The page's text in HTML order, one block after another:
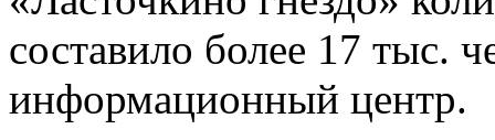
составило более 17 тыс.
информационный центр.